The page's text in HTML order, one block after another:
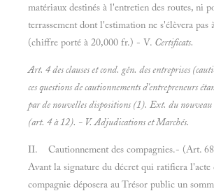
matériaux destinés à l'entretien des routes, ni
terrassement dont l'estimation ne s'élèvera pas
(chiffre porté à 20,000 fr.) - V. Certificats.
Art. 4 des clauses et cond. gên. des entreprises
ces questions de cautionnements d'entrepreneurs
par de nouvelles dispositions (1). Ext. du nouveau
(art. 4 à 12). - V.Adjudications etMarchés.
II. Cautionnement des compagnies.- (Art. 68
Avant la signature du décret qui ratifiera l'acte
compagnie déposera au Trésor public un